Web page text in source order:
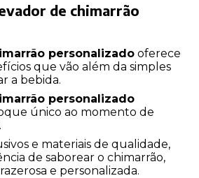
de chimarrão
personalizado oferece
que vão além da simples
a bebida.
personalizado
único ao momento de
e materiais de qualidade,
de saborear o chimarrão,
e personalizada.